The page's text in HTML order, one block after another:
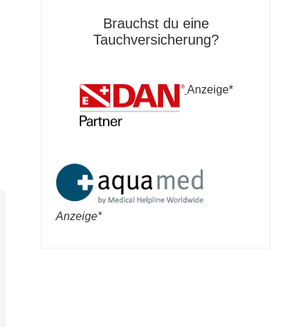
Brauchst du eine
Tauchversicherung?
Anzeige*
Anzeige*